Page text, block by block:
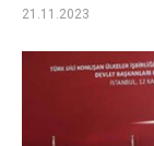
21.11.2023